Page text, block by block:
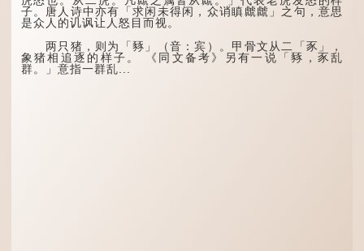
有用到的地方；即使千金散
去，也终会重新得到。
李白作此诗时，大约是
天宝十一年。当时他已被唐
玄宗赐金放还约八年，这期
龟，因为能负重，多作为碑
座，有“碑下...
子。唐人诗中亦有「求闲未得闲，众诮瞋虤虤」之句，意思
是众人的讥讽让人怒目而视。
两只猪，则为「豩」（音：宾）。甲骨文从二「豕」，
象猪相追逐的样子。 《同文备考》另有一说「豩，豕乱
群。」意指一群乱...